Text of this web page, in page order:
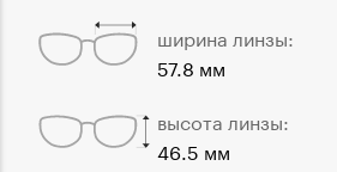
ширина линзы:
57.8 мм
высота линзы:
46.5 мм